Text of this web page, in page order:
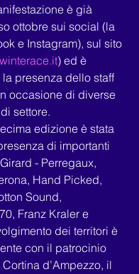
è già
ottobre sui social (la
e Instagram), sul sito
) ed è
presenza dello staff
occasione di diverse
settore.
edizione è stata
di importanti
- Perregaux,
Hand Picked,
Sound,
Franz Kraler e
dei territori è
con il patrocinio
d’Ampezzo, il